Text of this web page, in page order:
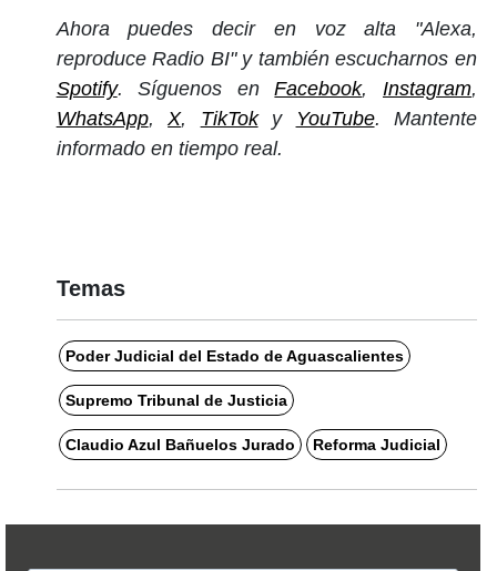
Ahora puedes decir en voz alta "Alexa,
reproduce Radio BI" y también escucharnos en
Spotify. Síguenos enFacebook, Instagram,
WhatsApp,X, TikToky YouTube. Mantente
informado en tiempo real.
Temas
Poder Judicial del Estado de Aguascalientes
Supremo Tribunal de Justicia
Claudio Azul Bañuelos Jurado Reforma Judicial